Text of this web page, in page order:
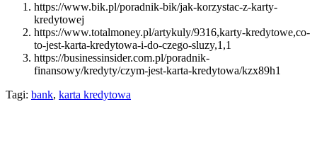
https://www.bik.pl/poradnik-bik/jak-korzystac-z-karty-
kredytowej
https://www.totalmoney.pl/artykuly/9316,karty-kredytowe,co-
to-jest-karta-kredytowa-i-do-czego-sluzy,1,1
https://businessinsider.com.pl/poradnik-
finansowy/kredyty/czym-jest-karta-kredytowa/kzx89h1
Tagi: bank, karta kredytowa